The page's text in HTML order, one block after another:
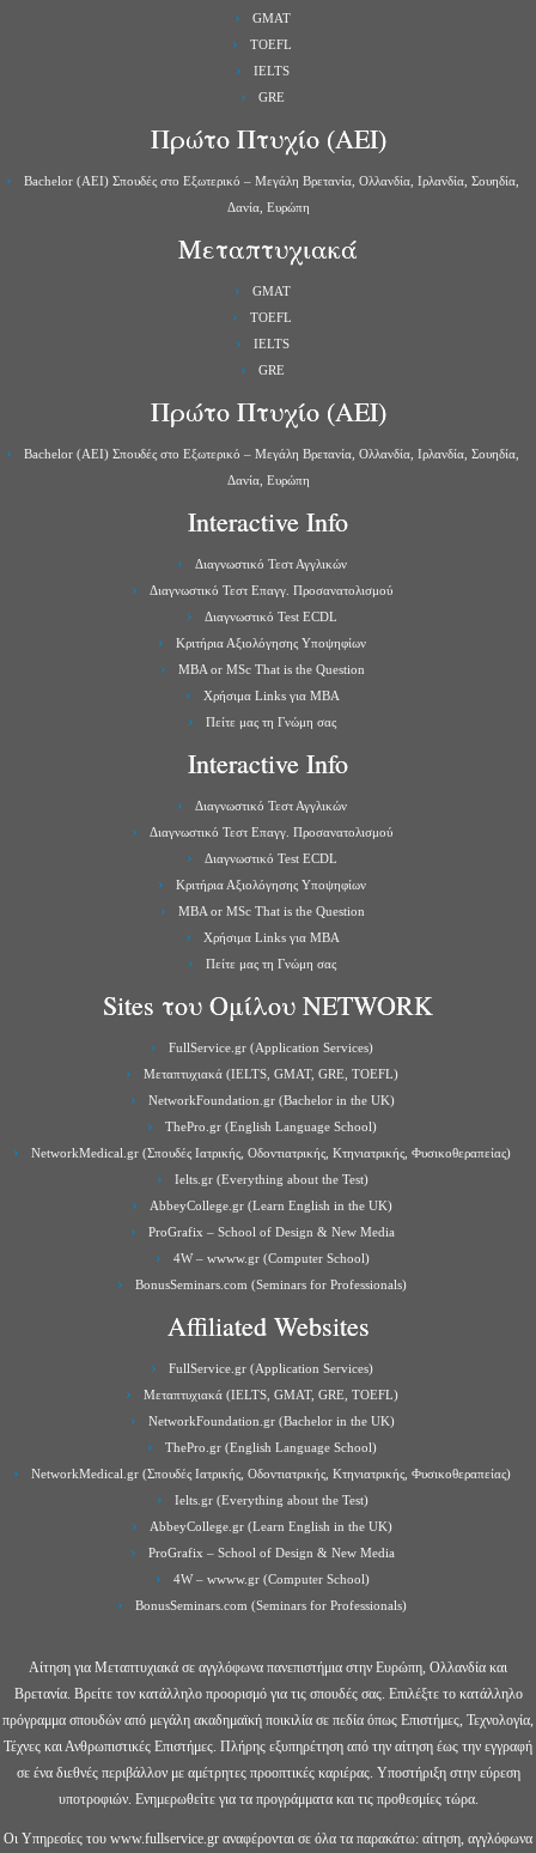
GMAT
TOEFL
IELTS
GRE
Πρώτο Πτυχίο (ΑΕΙ)
Bachelor (ΑΕΙ) Σπουδές στο Εξωτερικό – Μεγάλη Βρετανία, Ολλανδία, Ιρλανδία, Σουηδία,
Δανία, Ευρώπη
Μεταπτυχιακά
GMAT
TOEFL
IELTS
GRE
Πρώτο Πτυχίο (ΑΕΙ)
Bachelor (ΑΕΙ) Σπουδές στο Εξωτερικό – Μεγάλη Βρετανία, Ολλανδία, Ιρλανδία, Σουηδία,
Δανία, Ευρώπη
Interactive Info
Διαγνωστικό Τεστ Αγγλικών
Διαγνωστικό Τεστ Επαγγ. Προσανατολισμού
Διαγνωστικό Test ECDL
Κριτήρια Αξιολόγησης Υποψηφίων
MBA or MSc That is the Question
Χρήσιμα Links για ΜBA
Πείτε μας τη Γνώμη σας
Interactive Info
Διαγνωστικό Τεστ Αγγλικών
Διαγνωστικό Τεστ Επαγγ. Προσανατολισμού
Διαγνωστικό Test ECDL
Κριτήρια Αξιολόγησης Υποψηφίων
MBA or MSc That is the Question
Χρήσιμα Links για ΜBA
Πείτε μας τη Γνώμη σας
Sites του Ομίλου NETWORK
FullService.gr (Application Services)
Μεταπτυχιακά (IELTS, GMAT, GRE, TOEFL)
NetworkFoundation.gr (Bachelor in the UK)
ThePro.gr (English Language School)
NetworkMedical.gr (Σπουδές Ιατρικής, Οδοντιατρικής, Κτηνιατρικής, Φυσικοθεραπείας)
Ielts.gr (Everything about the Test)
AbbeyCollege.gr (Learn English in the UK)
ProGrafix – School of Design & New Media
4W – wwww.gr (Computer School)
BonusSeminars.com (Seminars for Professionals)
Affiliated Websites
FullService.gr (Application Services)
Μεταπτυχιακά (IELTS, GMAT, GRE, TOEFL)
NetworkFoundation.gr (Bachelor in the UK)
ThePro.gr (English Language School)
NetworkMedical.gr (Σπουδές Ιατρικής, Οδοντιατρικής, Κτηνιατρικής, Φυσικοθεραπείας)
Ielts.gr (Everything about the Test)
AbbeyCollege.gr (Learn English in the UK)
ProGrafix – School of Design & New Media
4W – wwww.gr (Computer School)
BonusSeminars.com (Seminars for Professionals)
Αίτηση για Μεταπτυχιακά σε αγγλόφωνα πανεπιστήμια στην Ευρώπη, Ολλανδία και
Βρετανία. Βρείτε τον κατάλληλο προορισμό για τις σπουδές σας. Επιλέξτε το κατάλληλο
πρόγραμμα σπουδών από μεγάλη ακαδημαϊκή ποικιλία σε πεδία όπως Επιστήμες, Τεχνολογία,
Τέχνες και Ανθρωπιστικές Επιστήμες. Πλήρης εξυπηρέτηση από την αίτηση έως την εγγραφή
σε ένα διεθνές περιβάλλον με αμέτρητες προοπτικές καριέρας. Υποστήριξη στην εύρεση
υποτροφιών. Ενημερωθείτε για τα προγράμματα και τις προθεσμίες τώρα.
Οι Υπηρεσίες του www.fullservice.gr αναφέρονται σε όλα τα παρακάτω: αίτηση, αγγλόφωνα